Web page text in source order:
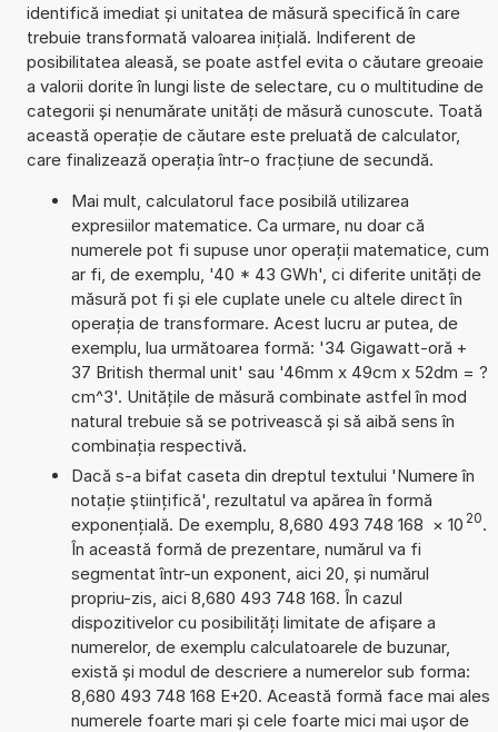
identifică imediat și unitatea de măsură specifică în care
trebuie transformată valoarea inițială. Indiferent de
posibilitatea aleasă, se poate astfel evita o căutare greoaie
a valorii dorite în lungi liste de selectare, cu o multitudine de
categorii și nenumărate unități de măsură cunoscute. Toată
această operație de căutare este preluată de calculator,
care finalizează operația într-o fracțiune de secundă.
Mai mult, calculatorul face posibilă utilizarea
expresiilor matematice. Ca urmare, nu doar că
numerele pot fi supuse unor operații matematice, cum
ar fi, de exemplu, '40 * 43 GWh', ci diferite unități de
măsură pot fi și ele cuplate unele cu altele direct în
operația de transformare. Acest lucru ar putea, de
exemplu, lua următoarea formă: '34 Gigawatt-oră +
37 British thermal unit' sau '46mm x 49cm x 52dm = ?
cm^3'. Unitățile de măsură combinate astfel în mod
natural trebuie să se potrivească și să aibă sens în
combinația respectivă.
Dacă s-a bifat caseta din dreptul textului 'Numere în
notație științifică', rezultatul va apărea în formă
exponențială. De exemplu, 8,680 493 748 168 × 10 20.
În această formă de prezentare, numărul va fi
segmentat într-un exponent, aici 20, și numărul
propriu-zis, aici 8,680 493 748 168. În cazul
dispozitivelor cu posibilități limitate de afișare a
numerelor, de exemplu calculatoarele de buzunar,
există și modul de descriere a numerelor sub forma:
8,680 493 748 168 E+20. Această formă face mai ales
numerele foarte mari și cele foarte mici mai ușor de